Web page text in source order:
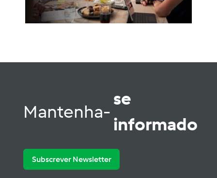
Mantenha-
se
informado
Subscrever Newsletter